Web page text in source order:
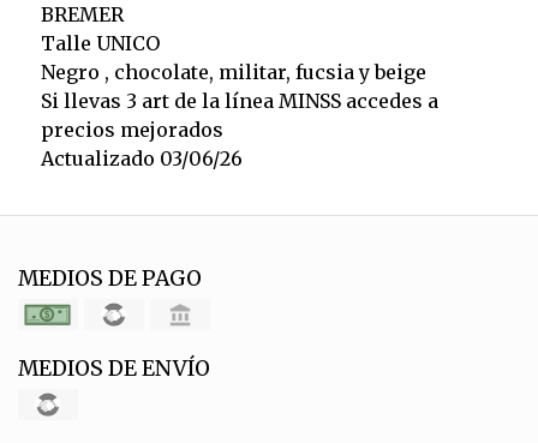
BREMER
Talle UNICO
Negro , chocolate, militar, fucsia y beige
Si llevas 3 art de la línea MINSS accedes a
precios mejorados
Actualizado 03/06/26
MEDIOS DE PAGO
MEDIOS DE ENVÍO